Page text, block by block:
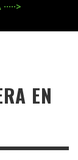
EN